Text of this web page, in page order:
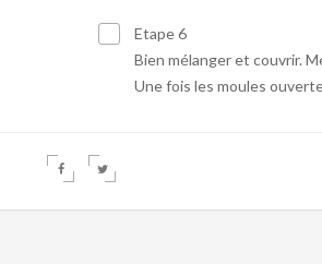
Etape 6
Bien mélanger et couvrir.
Une fois les moules